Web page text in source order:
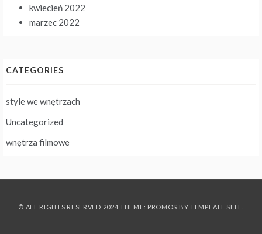
kwiecień 2022
marzec 2022
CATEGORIES
style we wnętrzach
Uncategorized
wnętrza filmowe
© ALL RIGHTS RESERVED 2024 THEME: PROMOS BY TEMPLATE SELL